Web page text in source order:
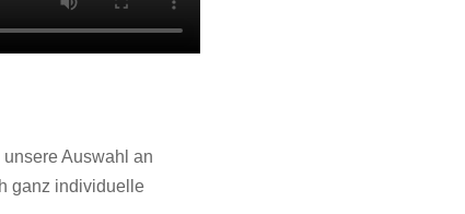
Auswahl an
ganz individuelle